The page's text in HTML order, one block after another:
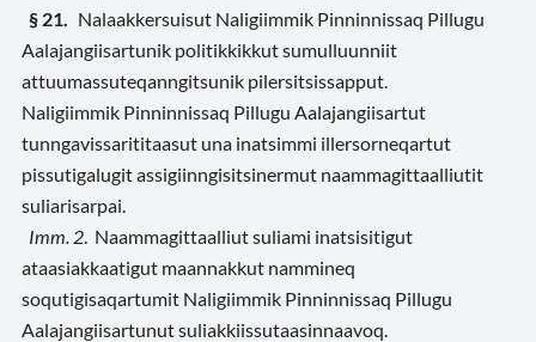
§ 21.
Nalaakkersuisut Naligiimmik Pinninnissaq Pillugu
Aalajangiisartunik politikkikkut sumulluunniit
attuumassuteqanngitsunik pilersitsissapput.
Naligiimmik Pinninnissaq Pillugu Aalajangiisartut
tunngavissarititaasut una inatsimmi illersorneqartut
pissutigalugit assigiinngisitsinermut naammagittaalliutit
suliarisarpai.
Imm. 2 . Naammagittaalliut suliami inatsisitigut
ataasiakkaatigut maannakkut nammineq
soqutigisaqartumit Naligiimmik Pinninnissaq Pillugu
Aalajangiisartunut suliakkiissutaasinnaavoq.